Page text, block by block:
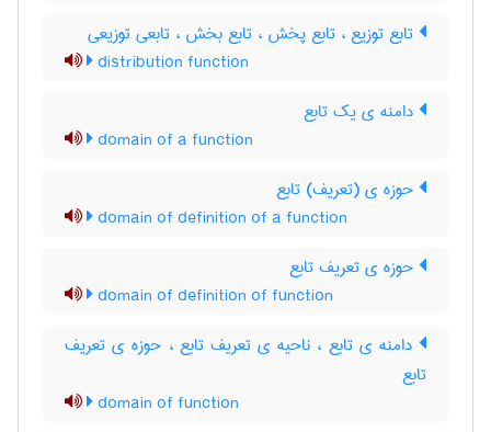
تابع توزیع ، تابع پخش ، تابع بخش ، تابعی توزیعی
distribution function
دامنه ی یک تابع
domain of a function
حوزه ی (تعریف) تابع
domain of definition of a function
حوزه ی تعریف تابع
domain of definition of function
دامنه ی تابع ، ناحیه ی تعریف تابع ، حوزه ی تعریف
تابع
domain of function